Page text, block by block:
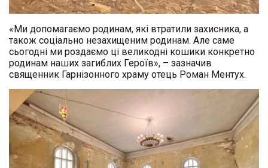
«Ми допомагаємо родинам, які втратили захисника, а
також соціально незахищеним родинам. Але саме
сьогодні ми роздаємо ці великодні кошики конкретно
родинам наших загиблих Героїв», – зазначив
священник Гарнізонного храму отець Роман Ментух.